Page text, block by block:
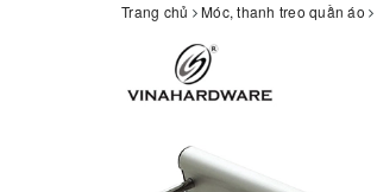
Trang chủ Móc, thanh treo quần áo